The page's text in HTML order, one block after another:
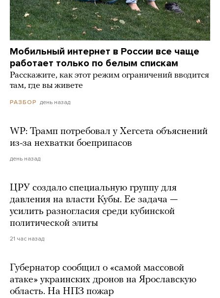
Мобильный интернет в России все чаще
работает только по белым спискам
Расскажите, как этот режим ограничений вводится
там, где вы живете
РАЗБОР день назад
WP: Трамп потребовал у Хегсета объяснений
из-за нехватки боеприпасов
день назад
ЦРУ создало специальную группу для
давления на власти Кубы. Ее задача —
усилить разногласия среди кубинской
политической элиты
21 час назад
Губернатор сообщил о «самой массовой
атаке» украинских дронов на Ярославскую
область. На НПЗ пожар